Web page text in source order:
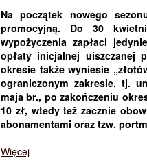
Na początek nowego
promocyjną. Do 30
wypożyczenia zapłaci
opłaty inicjalnej uiszczanej
okresie także wyniesie
ograniczonym zakresie, tj.
maja br., po zakończeniu
10 zł, wtedy też zacznie
abonamentami oraz tzw.
Więcej